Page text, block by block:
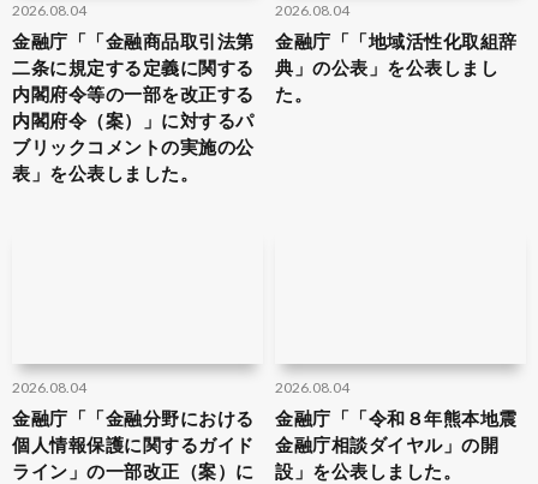
2026.08.04
金融庁「「金融商品取引法第
二条に規定する定義に関する
内閣府令等の一部を改正する
内閣府令（案）」に対するパ
ブリックコメントの実施の公
表」を公表しました。
2026.08.04
金融庁「「地域活性化取組辞
典」の公表」を公表しまし
た。
2026.08.04
金融庁「「金融分野における
個人情報保護に関するガイド
ライン」の一部改正（案）に
2026.08.04
金融庁「「令和８年熊本地震
金融庁相談ダイヤル」の開
設」を公表しました。